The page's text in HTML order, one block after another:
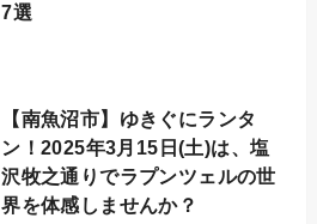
7選
【南魚沼市】ゆきぐにランタ
ン！2025年3月15日(土)は、塩
沢牧之通りでラプンツェルの世
界を体感しませんか？